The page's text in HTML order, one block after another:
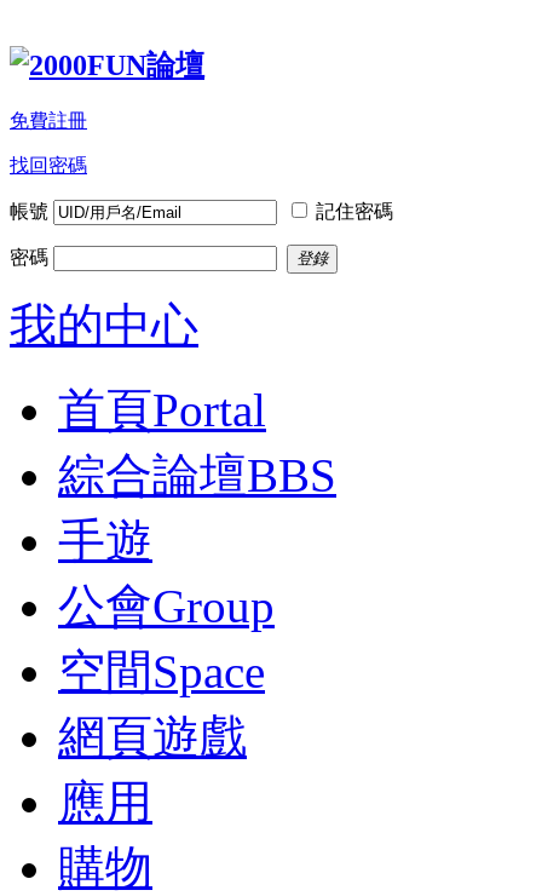
免費註冊
找回密碼
帳號 記住密碼
密碼 登錄
我的中心
首頁Portal
綜合論壇BBS
手遊
公會Group
空間Space
網頁遊戲
應用
購物